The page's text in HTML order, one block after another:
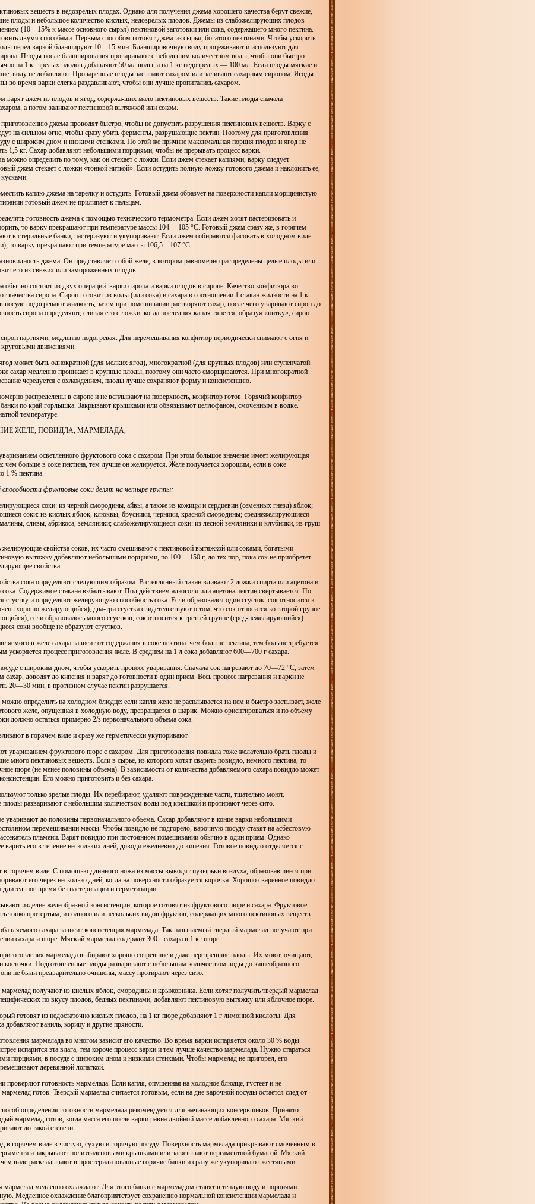
веществ в недозрелых плодах. Однако для получения джема хорошего качества берут свежие,
плоды и небольшое количество кислых, недозрелых плодов. Джемы из слабожелирующих плодов
(10—15% к массе основного сырья) пектиновой заготовки или сока, содержащего много пектина.
двумя способами. Первым способом готовят джем из сырья, богатого пектинами. Чтобы ускорить
перед варкой бланшируют 10—15 мин. Бланшировочную воду процеживают и используют для
Плоды после бланширования проваривают с небольшим количеством воды, чтобы они быстро
на 1 кг зрелых плодов добавляют 50 мл воды, а на 1 кг недозрелых — 100 мл. Если плоды мягкие и
воду не добавляют. Проваренные плоды засыпают сахаром или заливают сахарным сиропом. Ягоды
во время варки слегка раздавливают, чтобы они лучше пропитались сахаром.
варят джем из плодов и ягод, содержа-щих мало пектиновых веществ. Такие плоды сначала
а потом заливают пектиновой вытяжкой или соком.
джема проводят быстро, чтобы не допустить разрушения пектиновых веществ. Варку с
на сильном огне, чтобы сразу убить ферменты, разрушающие пектин. Поэтому для приготовления
с широким дном и низкими стенками. По этой же причине максимальная порция плодов и ягод не
1,5 кг. Сахар добавляют небольшими порциями, чтобы не прерывать процесс варки.
можно определить по тому, как он стекает с ложки. Если джем стекает каплями, варку следует
джем стекает с ложки «тонкой ниткой». Если остудить полную ложку готового джема и наклонить ее,
кусками.
каплю джема на тарелку и остудить. Готовый джем образует на поверхности капли морщинистую
готовый джем не прилипает к пальцам.
готовность джема с помощью технического термометра. Если джем хотят пастеризовать и
то варку прекращают при температуре массы 104— 105 °С. Готовый джем сразу же, в горячем
в стерильные банки, пастеризуют и укупоривают. Если джем собираются фасовать в холодном виде
то варку прекращают при температуре массы 106,5—107 °С.
джема. Он представляет собой желе, в котором равномерно распределены целые плоды или
его из свежих или замороженных плодов.
обычно состоит из двух операций: варки сиропа и варки плодов в сиропе. Качество конфитюра во
качества сиропа. Сироп готовят из воды (или сока) и сахара в соотношении 1 стакан жидкости на 1 кг
посуде подогревают жидкость, затем при помешивании растворяют сахар, после чего уваривают сироп до
сиропа определяют, сливая его с ложки: когда последняя капля тянется, образуя «нитку», сироп
партиями, медленно подогревая. Для перемешивания конфитюр периодически снимают с огня и
движениями.
может быть однократной (для мелких ягод), многократной (для крупных плодов) или ступенчатой.
сахар медленно проникает в крупные плоды, поэтому они часто сморщиваются. При многократной
чередуется с охлаждением, плоды лучше сохраняют форму и консистенцию.
распределены в сиропе и не всплывают на поверхность, конфитюр готов. Горячий конфитюр
по край горлышка. Закрывают крышками или обвязывают целлофаном, смоченным в водке.
температуре.
ЖЕЛЕ, ПОВИДЛА, МАРМЕЛАДА,
осветленного фруктового сока с сахаром. При этом большое значение имеет желирующая
чем больше в соке пектина, тем лучше он желируется. Желе получается хорошим, если в соке
1 % пектина.
фруктовые соки делят на четыре группы:
соки: из черной смородины, айвы, а также из кожицы и сердцевин (семенных гнезд) яблок;
соки: из кислых яблок, клюквы, брусники, черники, красной смородины; среднежелирующиеся
сливы, абрикоса, земляники; слабожелирующиеся соки: из лесной земляники и клубники, из груш
свойства соков, их часто смешивают с пектиновой вытяжкой или соками, богатыми
вытяжку добавляют небольшими порциями, по 100— 150 г, до тех пор, пока сок не приобретет
свойства.
сока определяют следующим образом. В стеклянный стакан вливают 2 ложки спирта или ацетона и
Содержимое стакана взбалтывают. Под действием алкоголя или ацетона пектин свертывается. По
сгустку и определяют желирующую способность сока. Если образовался один сгусток, сок относится к
хорошо желирующийся); два-три сгустка свидетельствуют о том, что сок относится ко второй группе
если образовалось много сгустков, сок относится к третьей группе (сред-нежелирующийся).
соки вообще не образуют сгустков.
в желе сахара зависит от содержания в соке пектина: чем больше пектина, тем больше требуется
ускоряется процесс приготовления желе. В среднем на 1 л сока добавляют 600—700 г сахара.
с широким дном, чтобы ускорить процесс уваривания. Сначала сок нагревают до 70—72 °С, затем
сахар, доводят до кипения и варят до готовности в один прием. Весь процесс нагревания и варки не
20—30 мин, в противном случае пектин разрушается.
можно определить на холодном блюдце: если капля желе не расплывается на нем и быстро застывает, желе
желе, опущенная в холодную воду, превращается в шарик. Можно ориентироваться и по объему
должно остаться примерно 2/з первоначального объема сока.
в горячем виде и сразу же герметически укупоривают.
увариванием фруктового пюре с сахаром. Для приготовления повидла тоже желательно брать плоды и
много пектиновых веществ. Если в сырье, из которого хотят сварить повидло, немного пектина, то
пюре (не менее половины объема). В зависимости от количества добавляемого сахара повидло может
Его можно приготовить и без сахара.
только зрелые плоды. Их перебирают, удаляют поврежденные части, тщательно моют.
плоды разваривают с небольшим количеством воды под крышкой и протирают через сито.
уваривают до половины первоначального объема. Сахар добавляют в конце варки небольшими
перемешивании массы. Чтобы повидло не подгорело, варочную посуду ставят на асбестовую
пламени. Варят повидло при постоянном помешивании обычно в один прием. Однако
варить его в течение нескольких дней, доводя ежедневно до кипения. Готовое повидло отделяется с
горячем виде. С помощью длинного ножа из массы выводят пузырьки воздуха, образовавшиеся при
его через несколько дней, когда на поверхности образуется корочка. Хорошо сваренное повидло
время без пастеризации и герметизации.
изделие желеобразной консистенции, которое готовят из фруктового пюре и сахара. Фруктовое
тонко протертым, из одного или нескольких видов фруктов, содержащих много пектиновых веществ.
сахара зависит консистенция мармелада. Так называемый твердый мармелад получают при
сахара и пюре. Мягкий мармелад содержит 300 г сахара в 1 кг пюре.
мармелада выбирают хорошо созревшие и даже перезревшие плоды. Их моют, очищают,
косточки. Подготовленные плоды разваривают с небольшим количеством воды до кашеобразного
не были предварительно очищены, массу протирают через сито.
получают из кислых яблок, смородины и крыжовника. Если хотят получить твердый мармелад
по вкусу плодов, бедных пектинами, добавляют пектиновую вытяжку или яблочное пюре.
готовят из недостаточно кислых плодов, на 1 кг пюре добавляют 1 г лимонной кислоты. Для
добавляют ваниль, корицу и другие пряности.
мармелада во многом зависит его качество. Во время варки испаряется около 30 % воды.
испарится эта влага, тем короче процесс варки и тем лучше качество мармелада. Нужно стараться
порциями, в посуде с широким дном и низкими стенками. Чтобы мармелад не пригорел, его
деревянной лопаткой.
проверяют готовность мармелада. Если капля, опущенная на холодное блюдце, густеет и не
готов. Твердый мармелад считается готовым, если на дне варочной посуды остается след от
определения готовности мармелада рекомендуется для начинающих консервщиков. Принято
мармелад готов, когда масса его после варки равна двойной массе добавленного сахара. Мягкий
до такой степени.
в горячем виде в чистую, сухую и горячую посуду. Поверхность мармелада прикрывают смоченным в
и закрывают полиэтиленовыми крышками или завязывают пергаментной бумагой. Мягкий
виде раскладывают в простерилизованные горячие банки и сразу же укупоривают жестяными
мармелад медленно охлаждают. Для этого банки с мармеладом ставят в теплую воду и порциями
Медленное охлаждение благоприятствует сохранению нормальной консистенции мармелада и